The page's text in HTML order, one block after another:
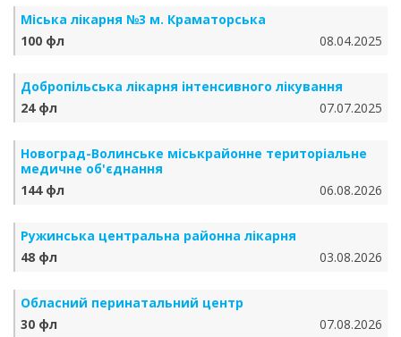
Міська лікарня №3 м. Краматорська
100 фл
08.04.2025
Добропільська лікарня інтенсивного лікування
24 фл
07.07.2025
Новоград-Волинське міськрайонне територіальне
медичне об'єднання
144 фл
06.08.2026
Ружинська центральна районна лікарня
48 фл
03.08.2026
Обласний перинатальний центр
30 фл
07.08.2026